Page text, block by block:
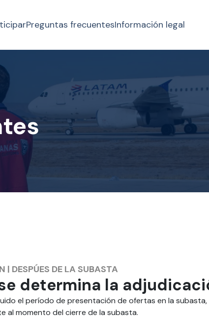
Preguntas frecuentesInformación legal
| DESPÚES DE LA SUBASTA
determina la
el período de presentación de ofertas en la
al momento del cierre de la subasta.